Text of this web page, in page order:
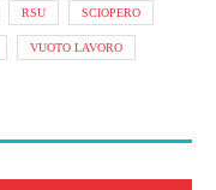
RSU SCIOPERO
VUOTO LAVORO